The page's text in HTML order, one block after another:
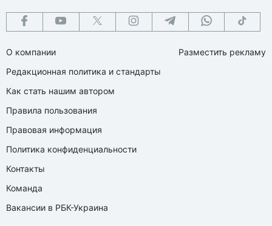
О компании
Редакционная политика и стандарты
Как стать нашим автором
Правила пользования
Правовая информация
Политика конфиденциальности
Контакты
Команда
Вакансии в РБК-Украина
Разместить рекламу